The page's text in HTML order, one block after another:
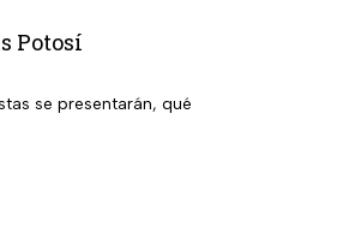
Potosí
se presentarán, qué